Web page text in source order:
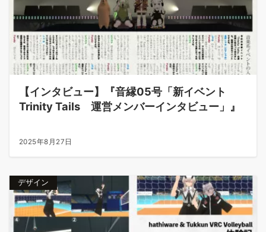
【インタビュー】『音縁05号「新イベント
Trinity Tails 運営メンバーインタビュー」』
2025年8月27日
デザイン